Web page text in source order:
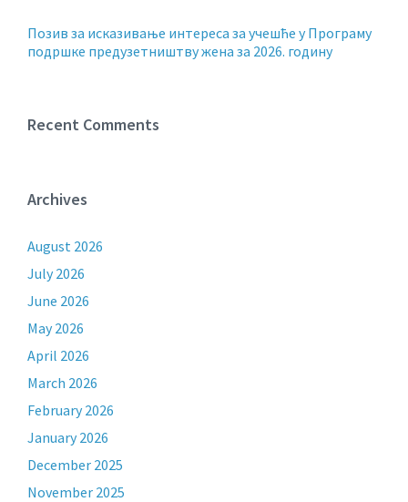
Позив за исказивање интереса за учешће у Програму
подршке предузетништву жена за 2026. годину
Recent Comments
Archives
August 2026
July 2026
June 2026
May 2026
April 2026
March 2026
February 2026
January 2026
December 2025
November 2025